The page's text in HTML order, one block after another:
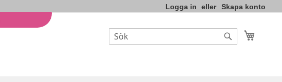
Logga in Skapa konto
Sök